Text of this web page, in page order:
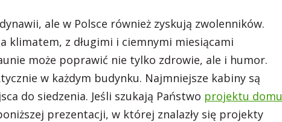
ale w Polsce również zyskują zwolenników.
klimatem, z długimi i ciemnymi miesiącami
może poprawić nie tylko zdrowie, ale i humor.
w każdym budynku. Najmniejsze kabiny są
do siedzenia. Jeśli szukają Państwo projektu domu
prezentacji, w której znalazły się projekty